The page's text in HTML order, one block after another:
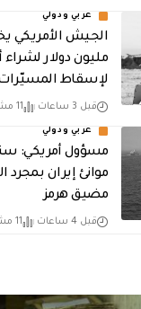
عربي ودولي
مليون دولار لشراء
لإسقاط
قبل 3 ساعات 11 مشاهدات
عربي ودولي
مسؤول أمريكي:
موانئ إيران بمجرد
مضيق هرمز
قبل 4 ساعات 11 مشاهدات